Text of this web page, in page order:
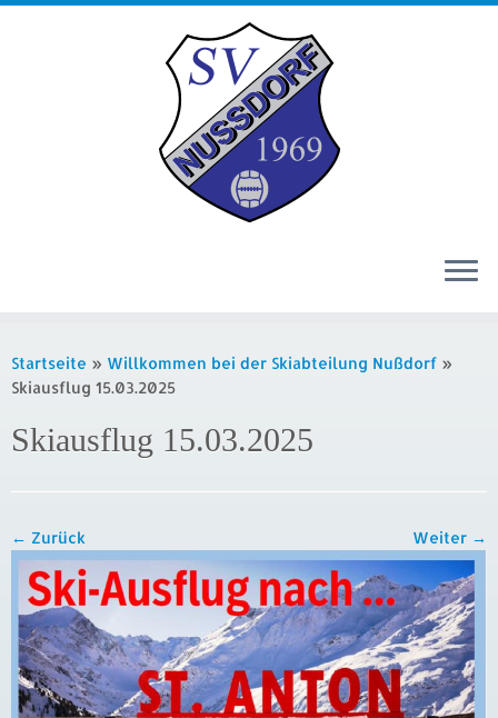
Inhalt
springen
Startseite » Willkommen bei der Skiabteilung Nußdorf »
Skiausflug 15.03.2025
Skiausflug 15.03.2025
← Zurück Weiter →